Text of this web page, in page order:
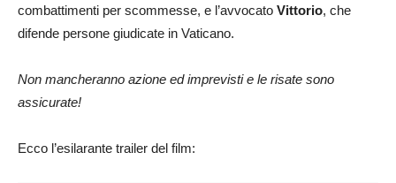
combattimenti per scommesse, e l’avvocato Vittorio, che
difende persone giudicate in Vaticano.
Non mancheranno azione ed imprevisti e le risate sono
assicurate!
Ecco l’esilarante trailer del film: